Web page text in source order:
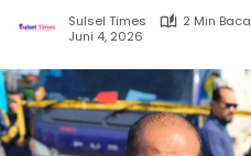
Sulsel Times
2 Min Baca
Juni 4, 2026